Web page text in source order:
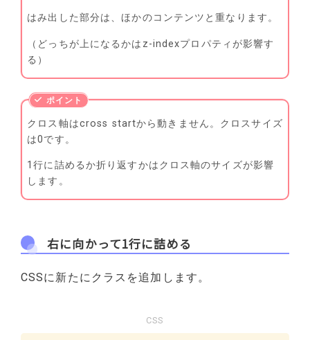
はみ出した部分は、ほかのコンテンツと重なります。
（どっちが上になるかはz-indexプロパティが影響す
る）
クロス軸はcross startから動きません。クロスサイズ
は0です。
1行に詰めるか折り返すかはクロス軸のサイズが影響
します。
右に向かって1行に詰める
CSSに新たにクラスを追加します。
CSS